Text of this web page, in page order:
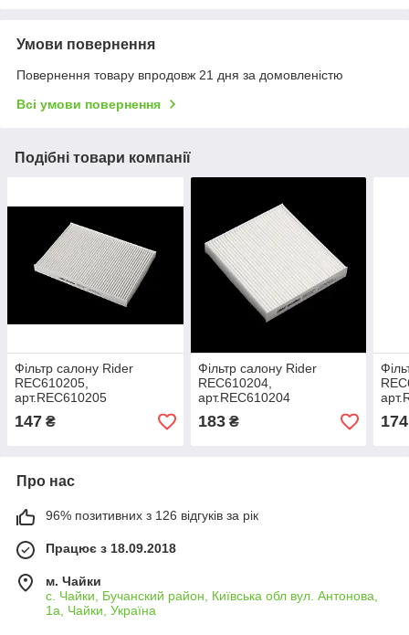
Умови повернення
Повернення товару впродовж 21 дня за домовленістю
Всі умови повернення
Подібні товари компанії
Фільтр салону Rider
REC610205,
арт.REC610205
147 ₴
Фільтр салону Rider
REC610204,
арт.REC610204
183₴ 174
Про нас
96% позитивних з 126 відгуків за рік
Працює з 18.09.2018
м. Чайки
с. Чайки, Бучанский район, Київська обл вул. Антонова,
1а, Чайки, Україна